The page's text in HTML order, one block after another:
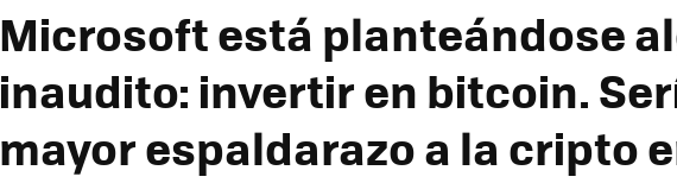
Microsoft está planteándose
inaudito: invertir en bitcoin.
mayor espaldarazo a la cripto